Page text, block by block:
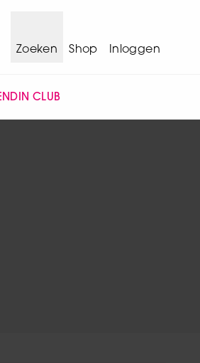
Zoeken
Shop Inloggen
CLUB